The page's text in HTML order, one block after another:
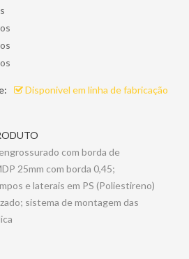
Disponivel em linha de fabricação
com borda de
25mm com borda 0,45;
e laterais em PS (Poliestireno)
sistema de montagem das